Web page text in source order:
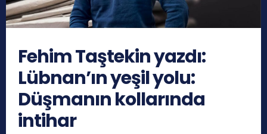
Fehim Taştekin yazdı:
Lübnan’ın yeşil yolu:
Düşmanın kollarında
intihar